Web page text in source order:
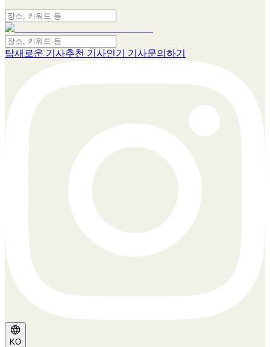
탑새로운 기사추천 기사인기 기사문의하기
KO